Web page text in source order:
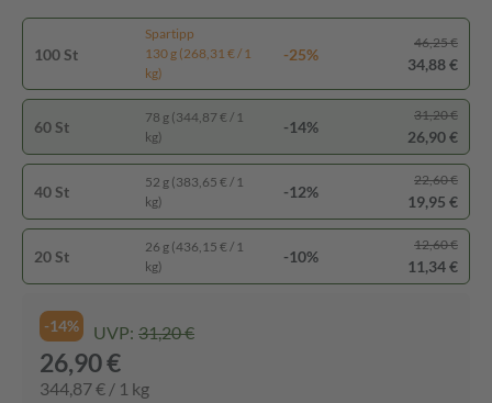
100 St
Spartipp
130 g (268,31 € / 1
kg)
-25%
46,25 €
34,88 €
60 St
78 g (344,87 € / 1
kg)
-14%
31,20 €
26,90 €
40 St
52 g (383,65 € / 1
kg)
-12%
22,60 €
19,95 €
20 St
26 g (436,15 € / 1
kg)
-10%
12,60 €
11,34 €
-14% UVP: 31,20 €
26,90 €
344,87 € / 1 kg